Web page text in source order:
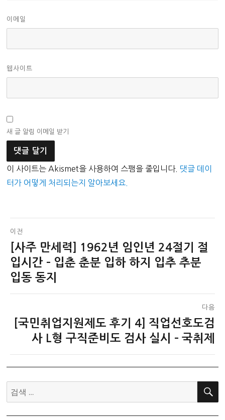
이메일
웹사이트
새 글 알림 이메일 받기
이 사이트는 Akismet을 사용하여 스팸을 줄입니다. 댓글 데이
터가 어떻게 처리되는지 알아보세요.
글
탐
색
이전
이
전
글:
[사주 만세력] 1962년 임인년 24절기 절
입시간 – 입춘 춘분 입하 하지 입추 추분
입동 동지
다음
[국민취업지원제도 후기 4] 직업선호도검
사 L형 구직준비도 검사 실시 – 국취제
검
색:
검